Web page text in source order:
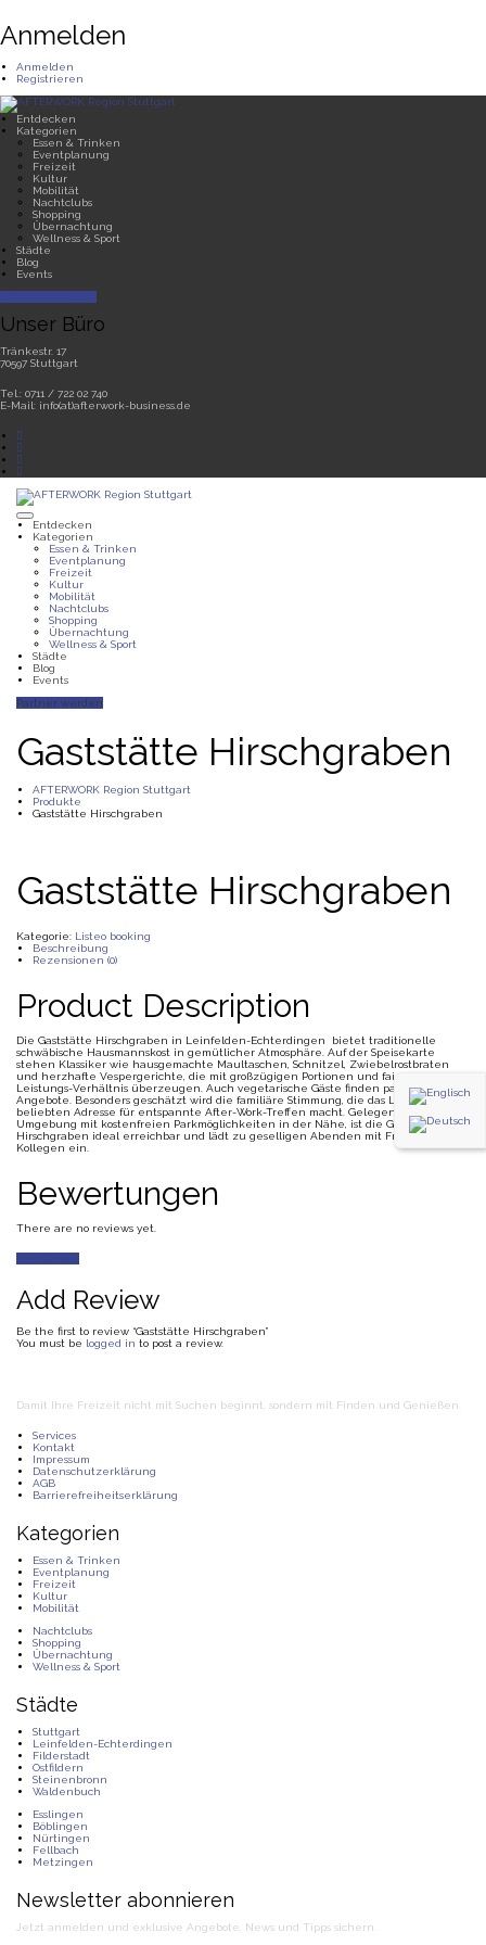
Anmelden
Anmelden
Registrieren
Entdecken
Kategorien
Essen & Trinken
Eventplanung
Freizeit
Kultur
Mobilität
Nachtclubs
Shopping
Übernachtung
Wellness & Sport
Städte
Blog
Events
Unser Büro
Tränkestr. 17
70597 Stuttgart
Tel.: 0711 / 722 02 740
E-Mail: info(at)afterwork-business.de
Entdecken
Kategorien
Essen & Trinken
Eventplanung
Freizeit
Kultur
Mobilität
Nachtclubs
Shopping
Übernachtung
Wellness & Sport
Städte
Blog
Events
Partner werden
Gaststätte Hirschgraben
AFTERWORK Region Stuttgart
Produkte
Gaststätte Hirschgraben
Gaststätte Hirschgraben
Kategorie: Listeo booking
Beschreibung
Rezensionen (0)
Product Description
Die Gaststätte Hirschgraben in Leinfelden-Echterdingen bietet traditionelle
schwäbische Hausmannskost in gemütlicher Atmosphäre. Auf der Speisekarte
stehen Klassiker wie hausgemachte Maultaschen, Schnitzel, Zwiebelrostbraten
und herzhafte Vespergerichte, die mit großzügigen Portionen und fairem Preis-
Leistungs-Verhältnis überzeugen. Auch vegetarische Gäste finden passende
Angebote. Besonders geschätzt wird die familiäre Stimmung, die das Lokal zu einer
beliebten Adresse für entspannte After-Work-Treffen macht. Gelegen in ruhiger
Umgebung mit kostenfreien Parkmöglichkeiten in der Nähe, ist die Gaststätte
Hirschgraben ideal erreichbar und lädt zu geselligen Abenden mit Freunden oder
Kollegen ein.
Bewertungen
There are no reviews yet.
Add Review
Be the first to review “Gaststätte Hirschgraben”
You must be logged in to post a review.
Damit Ihre Freizeit nicht mit Suchen beginnt, sondern mit Finden und Genießen.
Services
Kontakt
Impressum
Datenschutzerklärung
AGB
Barrierefreiheitserklärung
Kategorien
Essen & Trinken
Eventplanung
Freizeit
Kultur
Mobilität
Nachtclubs
Shopping
Übernachtung
Wellness & Sport
Städte
Stuttgart
Leinfelden-Echterdingen
Filderstadt
Ostfildern
Steinenbronn
Waldenbuch
Esslingen
Böblingen
Nürtingen
Fellbach
Metzingen
Newsletter abonnieren
Jetzt anmelden und exklusive Angebote, News und Tipps sichern.